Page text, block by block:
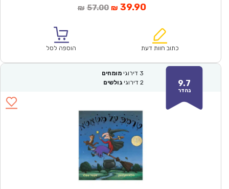
₪ 57.00המחיר
₪57.00.
₪ 39.90המחיר
הוא:
כתוב חוות דעת הוספה לסל
9.7
נהדר
3 דירוגי מומחים
2 דירוגי גולשים